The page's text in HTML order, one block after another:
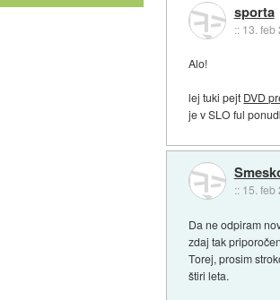
sporta
:: 13. feb
Alo!
lej tuki pejt DVD
je v SLO ful
:: 15. feb
Da ne odpiram
zdaj tak
Torej, prosim
štiri leta.